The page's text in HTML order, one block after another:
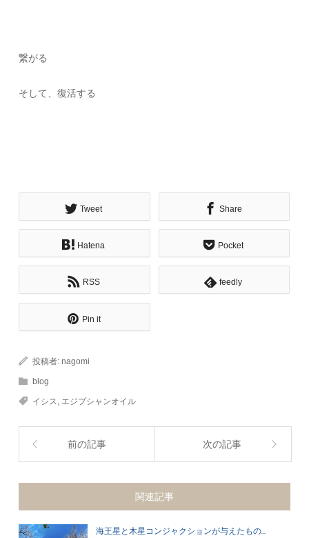
繋がる
そして、復活する
Tweet Share
Hatena Pocket
RSS feedly
Pin it
投稿者:nagomi
blog
イシス エジプシャンオイル
前の記事 次の記事
関連記事
海王星と木星コンジャクションが与えたもの...